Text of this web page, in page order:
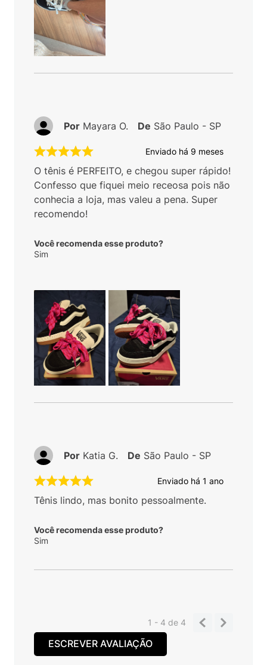
Enviado há 9 meses
O tênis é PERFEITO, e chegou super rápido!
Confesso que fiquei meio receosa pois não
conhecia a loja, mas valeu a pena. Super
recomendo!
Você recomenda esse produto?
Sim
Por Mayara O. De São Paulo - SP
Enviado há 1 ano
Tênis lindo, mas bonito pessoalmente.
Você recomenda esse produto?
Sim
Por Katia G. De São Paulo - SP
1 - 4de 4
ESCREVER AVALIAÇÃO